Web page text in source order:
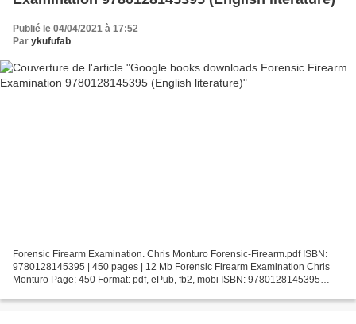
Publié le 04/04/2021 à 17:52
Par ykufufab
Forensic Firearm Examination. Chris Monturo Forensic-Firearm.pdf ISBN:
9780128145395 | 450 pages | 12 Mb Forensic Firearm Examination Chris
Monturo Page: 450 Format: pdf, ePub, fb2, mobi ISBN: 9780128145395